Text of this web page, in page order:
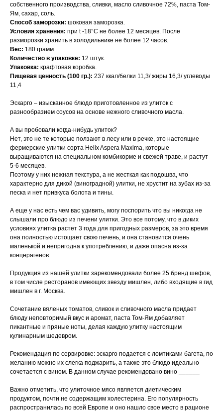
собственного производства, сливки, масло сливочное 72%, паста Том-
Ям, сахар, соль.
Способ заморозки: шоковая заморозка.
Условия хранения: при t -18°С не более 12 месяцев. После
разморозки хранить в холодильнике не более 12 часов.
Вес: 180 грамм.
Количество в упаковке: 12 штук.
Упаковка: крафтовая коробка.
Пищевая ценность (100 гр.): 237 ккал/белки 11,3/ жиры 16,3/ углеводы
11,4
Эскарго – изысканное блюдо приготовленное из улиток с
разнообразием соусов на основе нежного сливочного масла.
А вы пробовали когда-нибудь улиток?
Нет, это не те которые ползают в лесу или в речке, это настоящие
фермерские улитки сорта Helix Aspera Maxima, которые
выращиваются на специальном комбикорме и свежей траве, и растут
5-6 месяцев.
Поэтому у них нежная текстура, а не жесткая как подошва, что
характерно для дикой (виноградной) улитки, не хрустит на зубах из-за
песка и нет привкуса болота и тины.
А еще у нас есть чем вас удивить, могу поспорить что вы никогда не
слышали про блюдо из печени улитки. Это все потому, что в диких
условиях улитка растет 3 года для пригодных размеров, за это время
она полностью истощает свою печень, и она становится очень
маленькой и непригодна к употреблению, и даже опасна из-за
концерагенов.
Продукция из нашей улитки зарекомендовали более 25 бренд шефов,
в том числе ресторанов имеющих звезду мишлен, либо входящие в гид
мишлен в г. Москва.
Сочетание вяленых томатов, сливок и сливочного масла придает
блюду неповторимый вкус и аромат, паста Том-Ям добавляет
пикантные и пряные ноты, делая каждую улитку настоящим
кулинарным шедевром.
Рекомендация по сервировке: эскарго подается с ломтиками багета, по
желанию можно их слегка поджарить, а также это блюдо идеально
сочетается с вином. В данном случае рекомендовано вино ______
Важно отметить, что улиточное мясо является диетическим
продуктом, почти не содержащим холестерина. Его популярность
распространилась по всей Европе и оно нашло свое место в рационе